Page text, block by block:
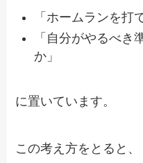
「ホームランを打
「自分がやるべき
か」
に置いています。
この考え方をとると、